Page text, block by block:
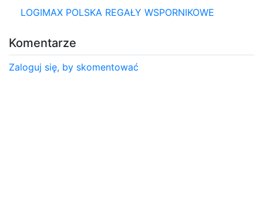
LOGIMAX POLSKA REGAŁY WSPORNIKOWE
Komentarze
Zaloguj się, by skomentować